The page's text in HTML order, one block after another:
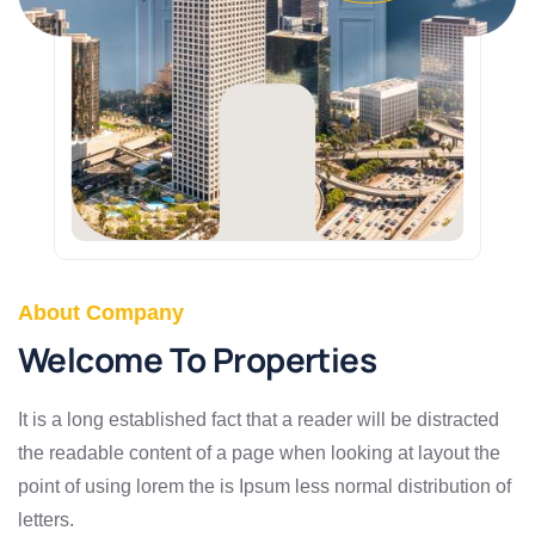
About Company
Welcome To Properties
It is a long established fact that a reader will be distracted
the readable content of a page when looking at layout the
point of using lorem the is Ipsum less normal distribution of
letters.